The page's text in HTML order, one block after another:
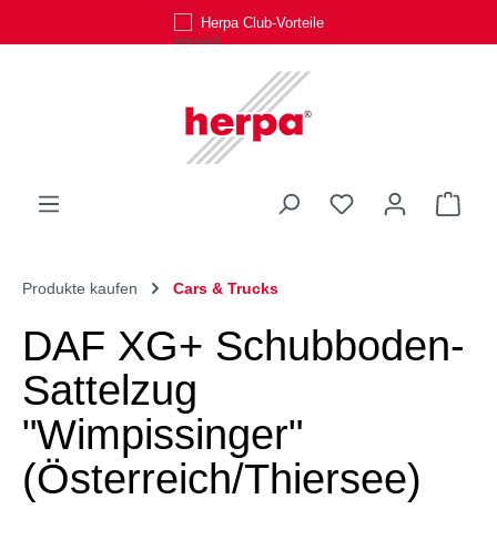
Zum Hauptinhalt springenHerpa Club-Vorteile
Du hast 0
Produkte kaufen Cars & Trucks
DAF XG+ Schubboden-
Sattelzug
"Wimpissinger"
(Österreich/Thiersee)